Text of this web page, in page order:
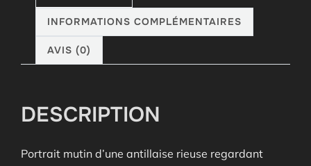
INFORMATIONS COMPLÉMENTAIRES
AVIS (0)
DESCRIPTION
Portrait mutin d’une antillaise rieuse regardant